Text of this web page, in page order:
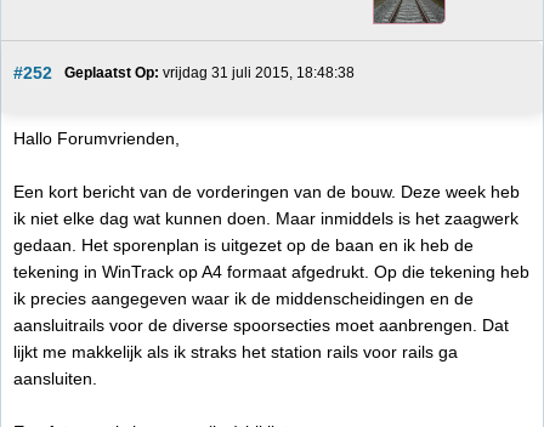
#252 Geplaatst Op: vrijdag 31 juli 2015, 18:48:38
Hallo Forumvrienden,
Een kort bericht van de vorderingen van de bouw. Deze week heb
ik niet elke dag wat kunnen doen. Maar inmiddels is het zaagwerk
gedaan. Het sporenplan is uitgezet op de baan en ik heb de
tekening in WinTrack op A4 formaat afgedrukt. Op die tekening heb
ik precies aangegeven waar ik de middenscheidingen en de
aansluitrails voor de diverse spoorsecties moet aanbrengen. Dat
lijkt me makkelijk als ik straks het station rails voor rails ga
aansluiten.